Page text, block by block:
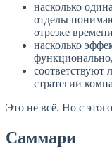
насколько
отделы
отрезке
насколько
функционально,
соответствуют
стратегии
Это не всё. Но с
Саммари